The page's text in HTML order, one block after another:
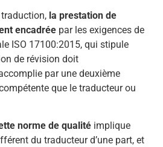
la prestation de
encadrée par les exigences de
ISO 17100:2015, qui stipule
de révision doit
par une deuxième
que le traducteur ou
norme de qualité implique
du traducteur d’une part, et